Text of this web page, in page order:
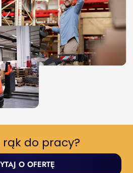
rąk do pracy?
O OFERTĘ